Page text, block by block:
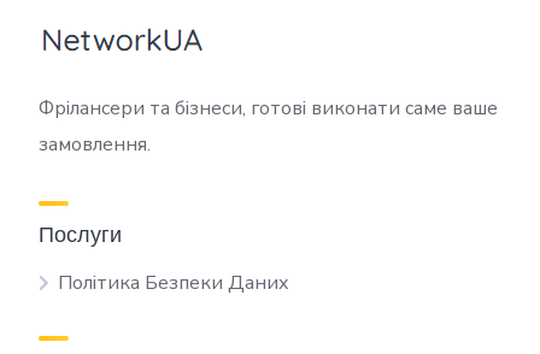
Фрілансери та бізнеси, готові виконати саме ваше
замовлення.
Послуги
Політика Безпеки Даних